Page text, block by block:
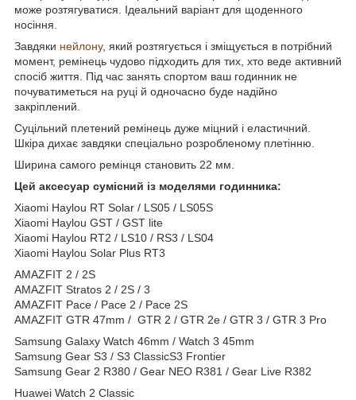
може розтягуватися. Ідеальний варіант для щоденного
носіння.
Завдяки нейлону, який розтягується і зміщується в потрібний
момент, ремінець чудово підходить для тих, хто веде активний
спосіб життя. Під час занять спортом ваш годинник не
почуватиметься на руці й одночасно буде надійно
закріплений.
Суцільний плетений ремінець дуже міцний і еластичний.
Шкіра дихає завдяки спеціально розробленому плетінню.
Ширина самого ремінця становить 22 мм.
Цей аксесуар сумісний із моделями годинника:
Xiaomi Haylou RT Solar / LS05 / LS05S
Xiaomi Haylou GST / GST lite
Xiaomi Haylou RT2 / LS10 / RS3 / LS04
Xiaomi Haylou Solar Plus RT3
AMAZFIT 2 / 2S
AMAZFIT Stratos 2 / 2S / 3
AMAZFIT Pace / Pace 2 / Pace 2S
AMAZFIT GTR 47mm / GTR 2 / GTR 2e / GTR 3 / GTR 3 Pro
Samsung Galaxy Watch 46mm / Watch 3 45mm
Samsung Gear S3 / S3 ClassicS3 Frontier
Samsung Gear 2 R380 / Gear NEO R381 / Gear Live R382
Huawei Watch 2 Classic